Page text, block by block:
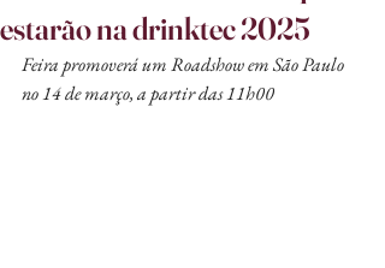
estarão na drinktec 2025
Feira promoverá um Roadshow em São Paulo
no 14 de março, a partir das 11h00